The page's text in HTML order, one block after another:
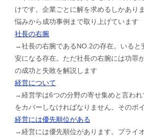
けです。企業ごとに解を求めるしかあり
悩みから成功事例まで取り上げています
社長の右腕
→社長の右腕であるNO.2の存在。いると
安になる存在。ただ社長の右腕には功罪
の成功と失敗を解説します
経営について
→経営学は6つの分野の寄せ集めと言わ
をカバーしなければなりません。そのポ
経営には優先順位がある
→経営には優先順位があります。プライ